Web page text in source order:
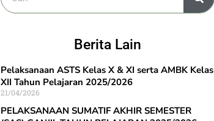
Berita Lain
Pelaksanaan ASTS Kelas X & XI serta AMBK Kelas
XII Tahun Pelajaran 2025/2026
21/04/2026
PELAKSANAAN SUMATIF AKHIR SEMESTER